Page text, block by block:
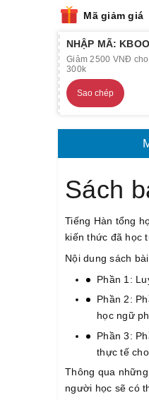
Mã giảm giá
NHẬP MÃ:
Giảm 2500 VNĐ
300k
Sao chép
Sách
Tiếng Hàn tổng
kiến thức đã học
Nội dung sách
Phần 1:
Phần 2:
học ngữ
Phần 3:
thực tế
Thông qua
người học sẽ có